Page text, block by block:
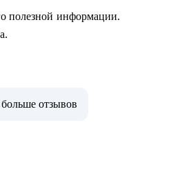
полезной информации.
отзывов